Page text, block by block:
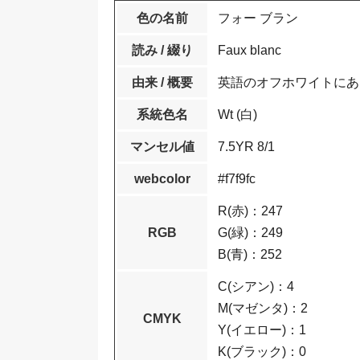
色の名前 フォー ブラン
読み / 綴り Faux blanc
由来 / 概要 英語のオフホワイトに
系統色名 Wt (白)
マンセル値 7.5YR 8/1
webcolor #f7f9fc
RGB
R(赤)：247
G(緑)：249
B(青)：252
CMYK
C(シアン)：4
M(マゼンタ)：2
Y(イエロー)：1
K(ブラック)：0